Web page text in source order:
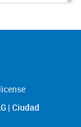
| Ciudad